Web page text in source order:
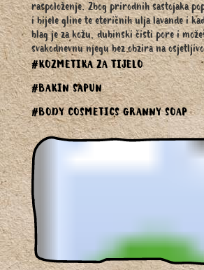
raspoloženje. Zbog prirodnih sastojaka
i bijele gline te eteričnih ulja lavande i
blag je za kožu, dubinski čisti pore i
svakodnevnu njegu bez obzira na
#KOZMETIKA ZA TIJELO
#BAKIN SAPUN
#BODY COSMETICS GRANNY SOAP